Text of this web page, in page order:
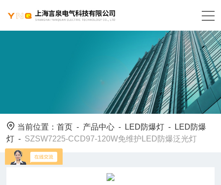
当前位置：首页 - 产品中心 - LED防爆灯 -
LED防爆
灯 - SZSW7225-CCD97-120W免维护LED防爆泛光灯